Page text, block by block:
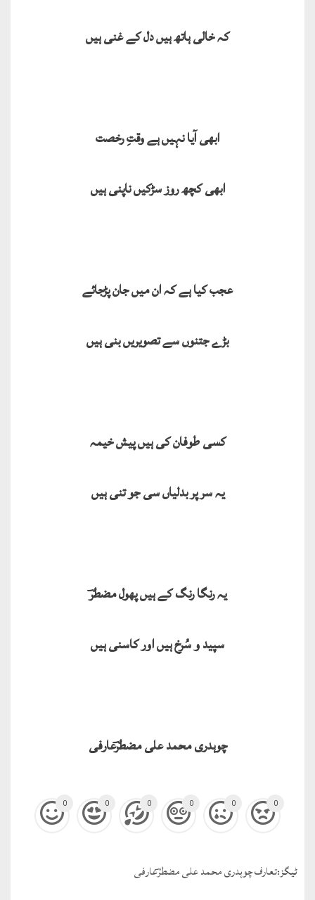
کہ خالی ہاتھ ہیں دل کے غنی ہیں
ابھی آیا نہیں ہے وقتِ رخصت
ابھی کچھ روز سڑکیں ناپنی ہیں
عجب کیا ہے کہ ان میں جان پڑجائے
بڑے جتنوں سے تصویریں بنی ہیں
کسی طوفان کی ہیں پیش خیمہ
یہ سر پر بدلیاں سی جو تنی ہیں
یہ رنگا رنگ کے ہیں پھول مضطرؔ
سپید و سُرخ ہیں اور کاسنی ہیں
چوہدری محمد علی مضطرؔعارفی
0 0 0 0 0 0
ٹيگز:تعارف چوہدری محمد علی مضطرؔعارفی